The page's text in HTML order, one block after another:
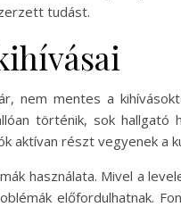
tudást.
nem mentes a
történik, sok
aktívan részt vegyenek a
használata. Mivel a
előfordulhatnak.